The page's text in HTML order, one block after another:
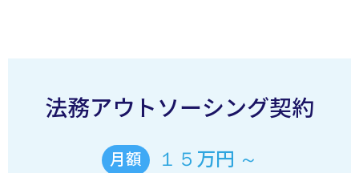
法務アウトソーシング契約
月額 １５万円 ～